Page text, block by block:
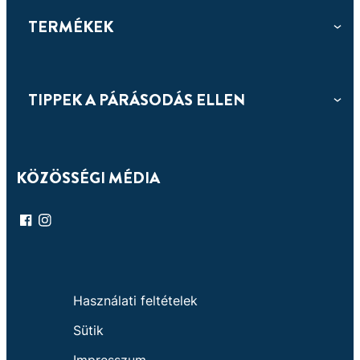
aromaterápiás illattal
TERMÉKEK
TIPPEK A PÁRÁSODÁS ELLEN
KÖZÖSSÉGI MÉDIA
Használati feltételek
Sütik